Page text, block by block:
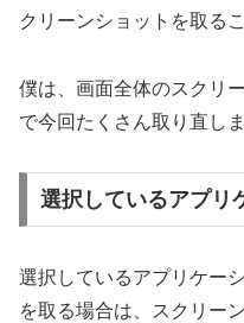
クリーンショットを取る
僕は、画面全体のスクリ
で今回たくさん取り直し
選択しているアプリ
選択しているアプリケー
を取る場合は、スクリー